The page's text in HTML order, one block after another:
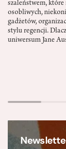
szaleństwem, które
osobliwych,
gadżetów,
stylu regencji.
uniwersum Jane